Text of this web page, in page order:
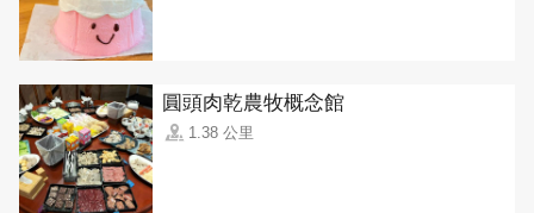
圓頭肉乾農牧概念館
1.38 公里